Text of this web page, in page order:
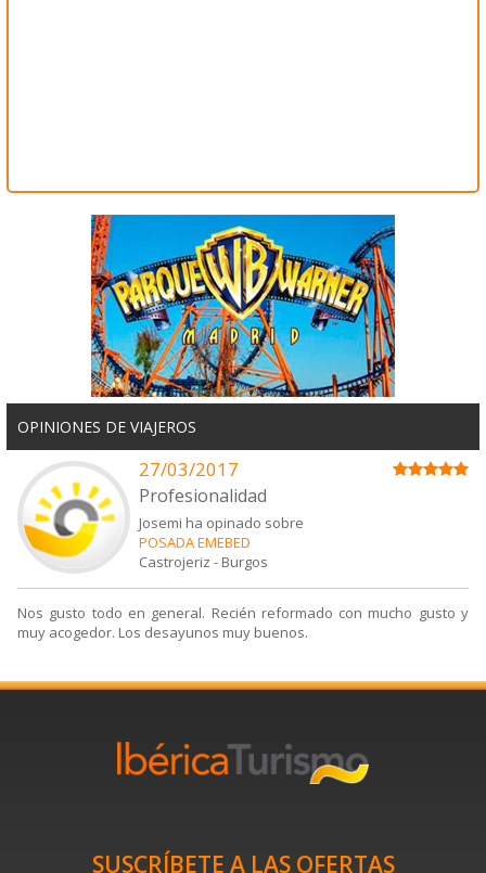
OPINIONES DE VIAJEROS
27/03/2017
Profesionalidad
Josemi ha opinado sobre
POSADA EMEBED
Castrojeriz - Burgos
Nos gusto todo en general. Recién reformado con mucho gusto y
muy acogedor. Los desayunos muy buenos.
SUSCRÍBETE A LAS OFERTAS